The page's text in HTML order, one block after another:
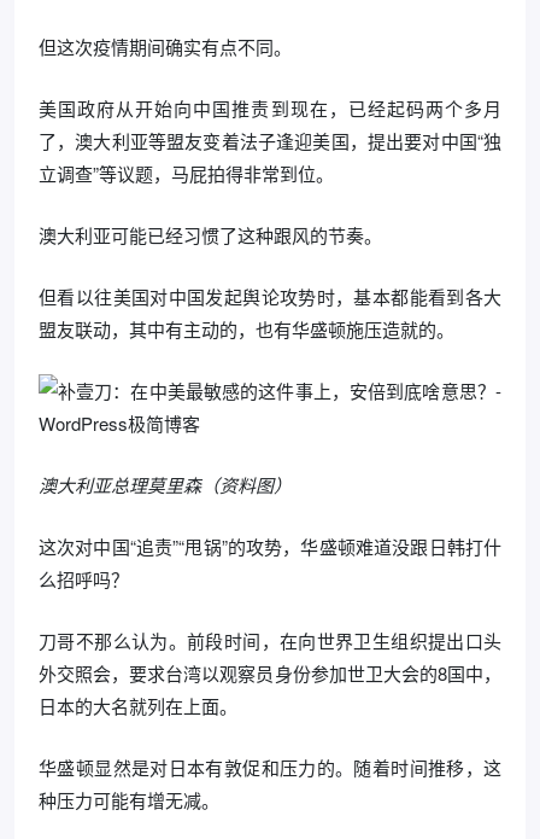
但这次疫情期间确实有点不同。
美国政府从开始向中国推责到现在，已经起码两个多月
了，澳大利亚等盟友变着法子逢迎美国，提出要对中国“独
立调查”等议题，马屁拍得非常到位。
澳大利亚可能已经习惯了这种跟风的节奏。
但看以往美国对中国发起舆论攻势时，基本都能看到各大
盟友联动，其中有主动的，也有华盛顿施压造就的。
澳大利亚总理莫里森（资料图）
这次对中国“追责”“甩锅”的攻势，华盛顿难道没跟日韩打什
么招呼吗？
刀哥不那么认为。前段时间，在向世界卫生组织提出口头
外交照会，要求台湾以观察员身份参加世卫大会的8国中，
日本的大名就列在上面。
华盛顿显然是对日本有敦促和压力的。随着时间推移，这
种压力可能有增无减。